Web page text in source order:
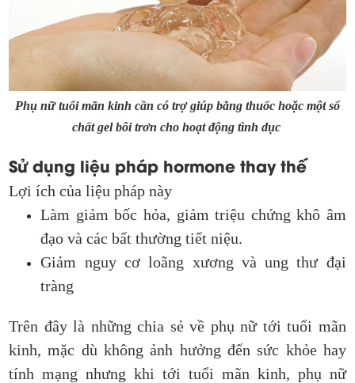
Phụ nữ tuổi mãn kinh cần có trợ giúp bằng thuốc hoặc một số
chất gel bôi trơn cho hoạt động tình dục
Sử dụng liệu pháp hormone thay thế
Lợi ích của liệu pháp này
Làm giảm bốc hỏa, giảm triệu chứng khô âm
đạo và các bất thường tiết niệu.
Giảm nguy cơ loãng xương và ung thư đại
tràng
Trên đây là những chia sẻ về phụ nữ tới tuổi mãn
kinh, mặc dù không ảnh hưởng đến sức khỏe hay
tính mạng nhưng khi tới tuổi mãn kinh, phụ nữ